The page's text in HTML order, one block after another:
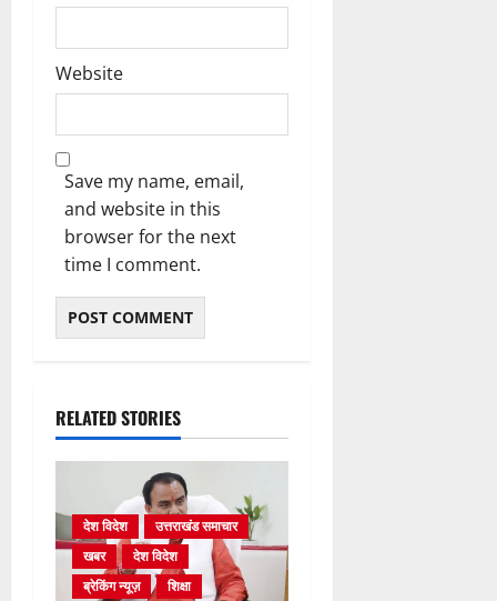
Website
Save my name, email,
and website in this
browser for the next
time I comment.
RELATED STORIES
देश विदेश
उत्तराखंड समाचार
खबर
देश विदेश
ब्रेकिंग न्यूज़
शिक्षा